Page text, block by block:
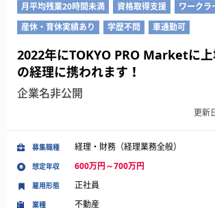
月平均残業20時間未満
資格取得支援
ワークラ
産休・育休実績あり
学歴不問 車通勤可
2022年にTOKYO PRO Marketに
の経理に携われます！
企業名非公開
更新
募集職種 経理・財務（経理業務全般）
想定年収 600万円～700万円
業種 不動産
雇用形態 正社員